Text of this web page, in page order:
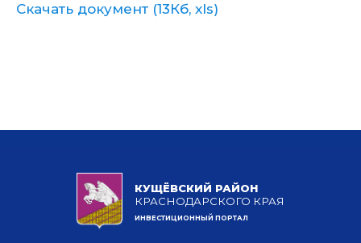
Скачать документ (13Кб, xls)
КУЩЁВСКИЙ РАЙОН
КРАСНОДАРСКОГО КРАЯ
ИНВЕСТИЦИОННЫЙ ПОРТАЛ